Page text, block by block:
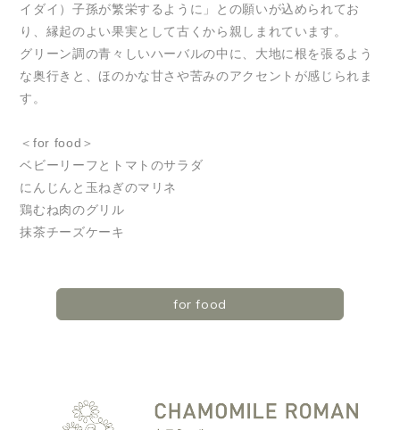
イダイ）子孫が繁栄するように」との願いが込められてお
り、縁起のよい果実として古くから親しまれています。
グリーン調の青々しいハーバルの中に、大地に根を張るよう
な奥行きと、ほのかな甘さや苦みのアクセントが感じられま
す。
＜for food＞
ベビーリーフとトマトのサラダ
にんじんと玉ねぎのマリネ
鶏むね肉のグリル
抹茶チーズケーキ
for food